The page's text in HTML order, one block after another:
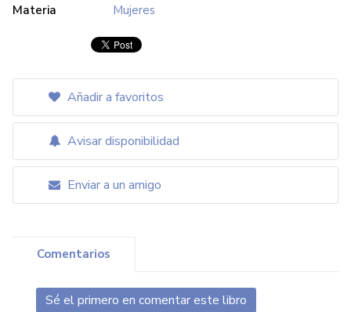
Materia
Mujeres
Añadir a favoritos
Avisar disponibilidad
Enviar a un amigo
Comentarios
Sé el primero en comentar este libro